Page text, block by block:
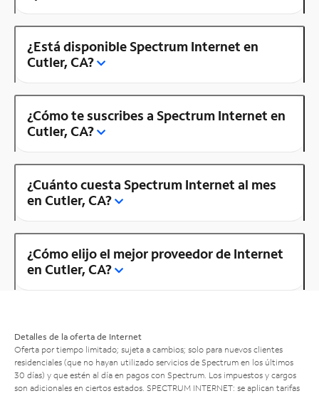
¿Está disponible Spectrum Internet en
Cutler, CA?
¿Cómo te suscribes a Spectrum Internet en
Cutler, CA?
¿Cuánto cuesta Spectrum Internet al mes
en Cutler, CA?
¿Cómo elijo el mejor proveedor de Internet
en Cutler, CA?
Detalles de la oferta de Internet
Oferta por tiempo limitado; sujeta a cambios; solo para nuevos clientes
residenciales (que no hayan utilizado servicios de Spectrum en los últimos
30 días) y que estén al día en pagos con Spectrum. Los impuestos y cargos
son adicionales en ciertos estados. SPECTRUM INTERNET: se aplican tarifas